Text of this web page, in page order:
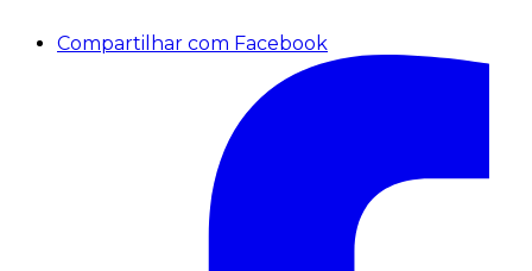
Compartilhar com Facebook